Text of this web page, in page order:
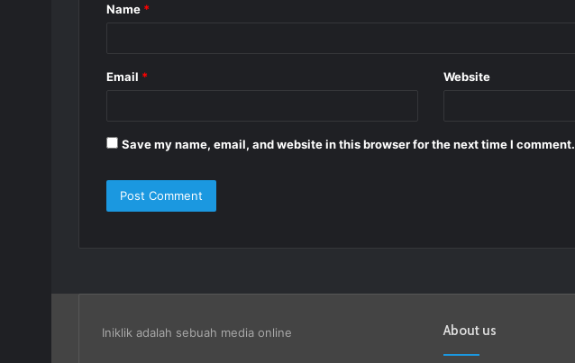
*
Name *
Email * Website
Save my name, email, and website in this browser for the next time I comment.
Iniklik adalah sebuah media online About us